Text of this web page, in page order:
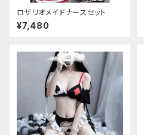
ロザリオメイドナースセット
¥7,480